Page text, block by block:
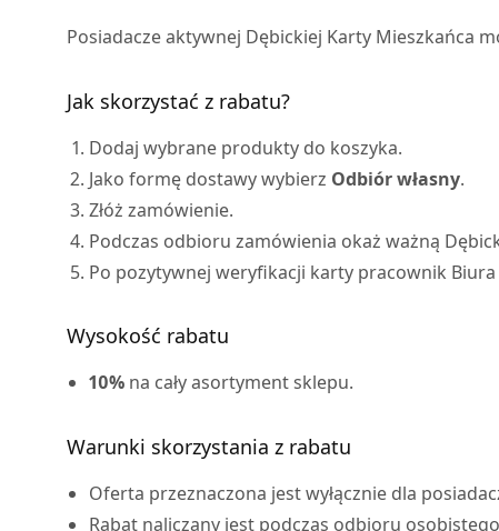
Posiadacze aktywnej Dębickiej Karty Mieszkańca
Jak skorzystać z rabatu?
Dodaj wybrane produkty do koszyka.
Jako formę dostawy wybierz Odbiór własny.
Złóż zamówienie.
Podczas odbioru zamówienia okaż ważną
Po pozytywnej weryfikacji karty pracownik
Wysokość rabatu
10% na cały asortyment sklepu.
Warunki skorzystania z rabatu
Oferta przeznaczona jest wyłącznie dla
Rabat naliczany jest podczas odbioru